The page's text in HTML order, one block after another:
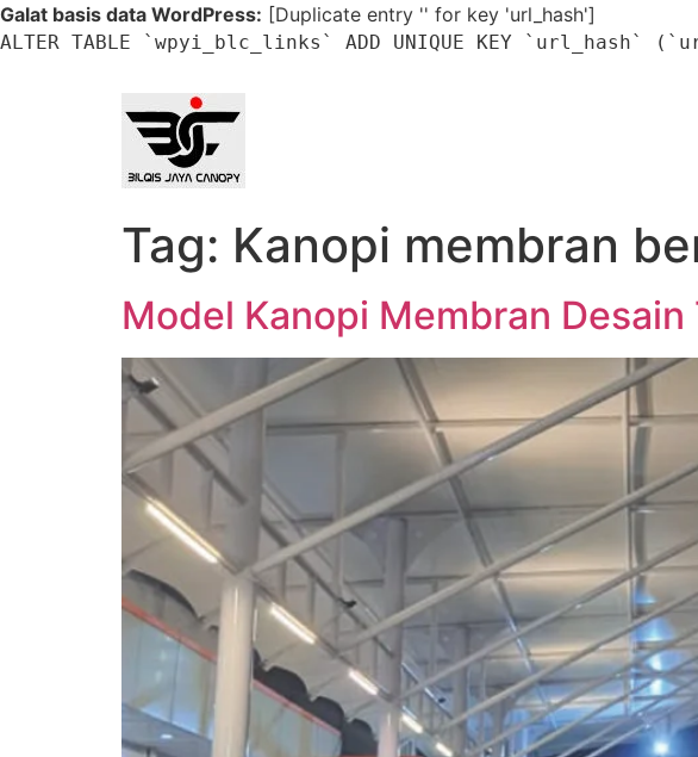
Galat basis data WordPress: [Duplicate entry '' for key 'url_hash']
ALTER TABLE `wpyi_blc_links` ADD UNIQUE KEY `url_hash`
Tag: Kanopi membran
Model Kanopi Membran